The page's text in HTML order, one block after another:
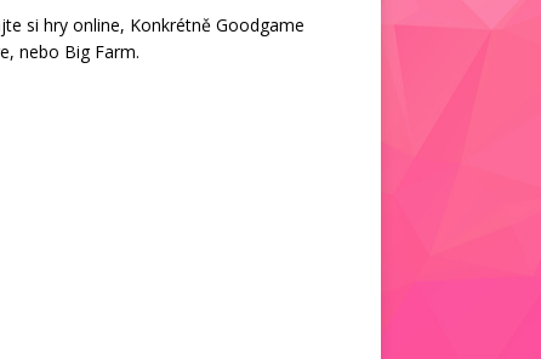
si hry online, Konkrétně Goodgame
, nebo Big Farm.